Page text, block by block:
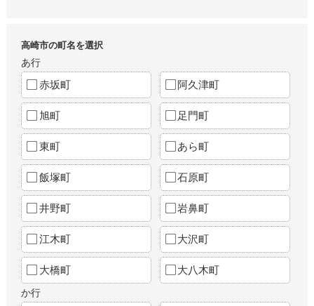
高崎市の町名を選択
あ行
赤坂町 阿久津町
旭町 足門町
東町 あら町
飯塚町 石原町
井野町 岩鼻町
江木町 大沢町
大橋町 大八木町
か行